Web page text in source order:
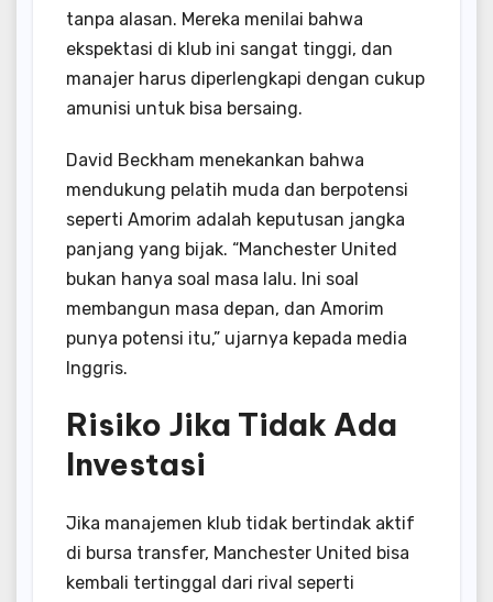
tanpa alasan. Mereka menilai bahwa
ekspektasi di klub ini sangat tinggi, dan
manajer harus diperlengkapi dengan cukup
amunisi untuk bisa bersaing.
David Beckham menekankan bahwa
mendukung pelatih muda dan berpotensi
seperti Amorim adalah keputusan jangka
panjang yang bijak. “Manchester United
bukan hanya soal masa lalu. Ini soal
membangun masa depan, dan Amorim
punya potensi itu,” ujarnya kepada media
Inggris.
Risiko Jika Tidak Ada
Investasi
Jika manajemen klub tidak bertindak aktif
di bursa transfer, Manchester United bisa
kembali tertinggal dari rival seperti